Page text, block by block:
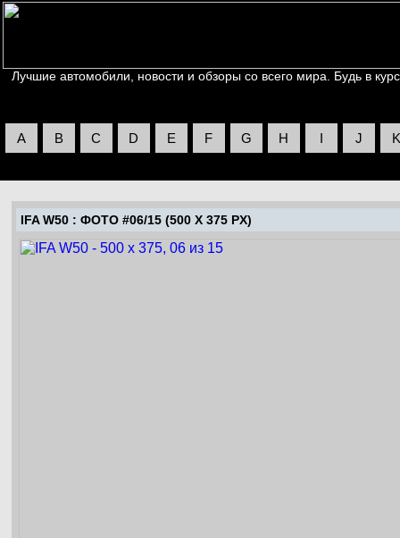
Лучшие автомобили, новости и обзоры со всего мира. Будь в
A B C D E F G H I J K
IFA W50 : ФОТО #06/15 (500 X 375 PX)